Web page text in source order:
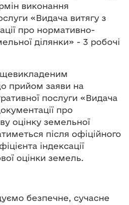
виконання
«Видача витягу з
про нормативно-
ділянки» - 3 робочі
прийом заяви на
послуги «Видача
про
оцінку земельної
після офіційного
індексації
оцінки земель.
безпечне, сучасне